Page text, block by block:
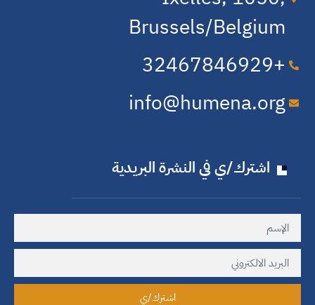
Brussels/Belgium
+32​467​846​929
info@humena.org
اشترك/ي في النشرة البريدية
اشترك/ي